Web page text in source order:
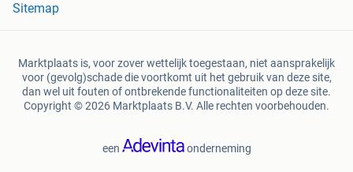
Sitemap
Marktplaats is, voor zover wettelijk toegestaan, niet aansprakelijk
voor (gevolg)schade die voortkomt uit het gebruik van deze site,
dan wel uit fouten of ontbrekende functionaliteiten op deze site.
Copyright © 2026 Marktplaats B.V. Alle rechten voorbehouden.
een onderneming